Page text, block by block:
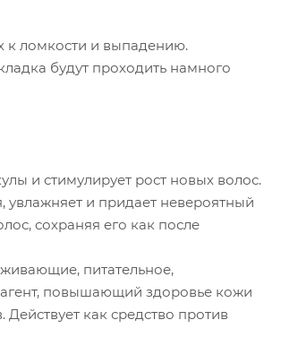
к ломкости и выпадению.
будут проходить намного
и стимулирует рост новых волос.
увлажняет и придает невероятный
сохраняя его как после
питательное,
агент, повышающий здоровье кожи
как средство против